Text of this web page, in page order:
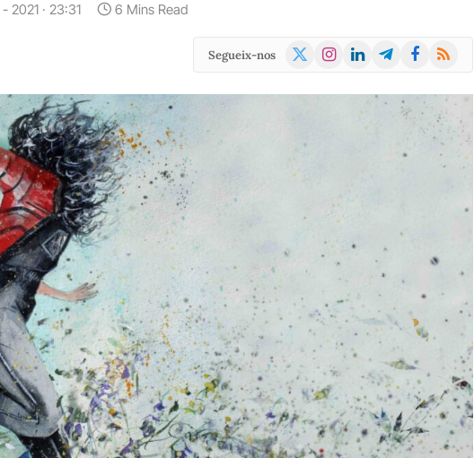
2021 · 23:31 6 Mins Read
Segueix-nos
X
Instagram
LinkedInTelegramFacebook
RSS